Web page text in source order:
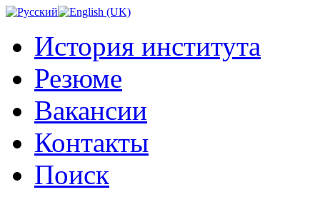
История института
Резюме
Вакансии
Контакты
Поиск